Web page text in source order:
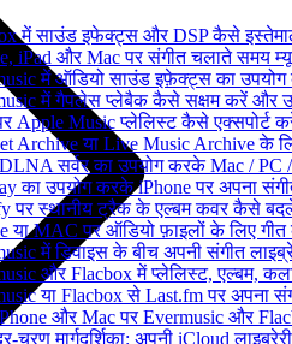
में साउंड इफेक्ट्स और DSP कैसे
iPad और Mac पर संगीत चलाते समय
में ऑडियो साउंड इफ़ेक्ट्स का उपयोग
में गैपलेस प्लेबैक कैसे सक्षम करें और
Apple Music प्लेलिस्ट कैसे एक्सपोर्ट
Archive या Live Music Archive के
सर्वर का उपयोग करके Mac /
का उपयोग करके iPhone पर अपना
पर स्थानीय ट्रैक के एल्बम कवर कैसे
या MAC पर ऑडियो फ़ाइलों के लिए
में डिवाइस के बीच अपनी संगीत
और Flacbox में प्लेलिस्ट, एल्बम,
या Flacbox से Last.fm पर अपना
और Mac पर Evermusic और
चरण मार्गदर्शिका: अपनी iCloud